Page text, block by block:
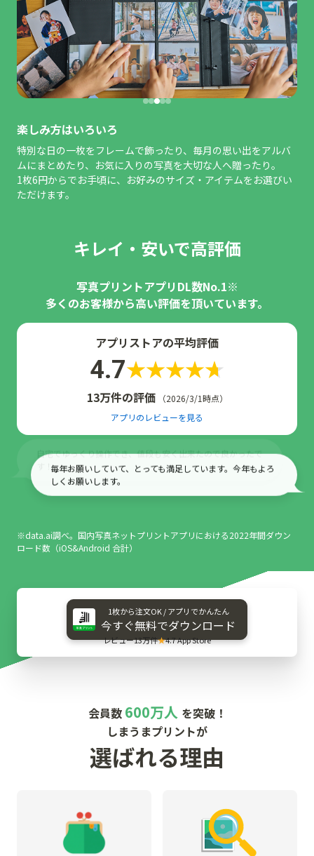
楽しみ方はいろいろ
特別な日の一枚をフレームで飾ったり、毎月の思い出をアルバ
ムにまとめたり、お気に入りの写真を大切な人へ贈ったり。
1枚6円からでお手頃に、お好みのサイズ・アイテムをお選びい
ただけます。
キレイ・安いで高評価
写真プリントアプリDL数No.1※
多くのお客様から高い評価を頂いています。
アプリストアの平均評価
4.7
13万件の評価
（2026/3/1時点）
アプリのレビューを見る
綺麗で早い郵送で嬉しい、何より格安です。
毎年お願いしていて、とっても満足しています。今年もよろ
しくお願いします。
※data.ai調べ。国内写真ネットプリントアプリにおける2022年間ダウン
ロード数（iOS&Android 合計）
1枚から​注文OK / アプリで​かんたん
今すぐ​無料で​ダウンロード
レビュー13万件★4.7 App Store
会員数 600万人 を突破！
しまうまプリントが
選ばれる理由